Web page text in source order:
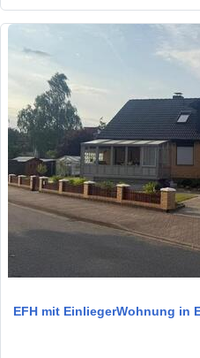
EFH mit EinliegerWohnung in